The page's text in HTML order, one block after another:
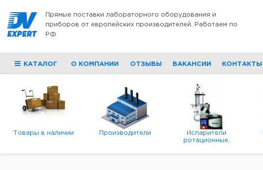
Прямые поставки лабораторного оборудования и
приборов от европейских производителей. Работаем по
РФ
КАТАЛОГ О КОМПАНИИ ОТЗЫВЫ ВАКАНСИИ КОНТАКТЫ
Товары в наличии Производители
Испарители
ротационные,
вакуумные